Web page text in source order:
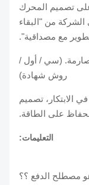
تصميم المحرك
من "البقاء
مع مصداقية".
(سي / أول /
روش شهادة)
تصميم
على الطاقة.
التعليمات:
الدفع ؟؟